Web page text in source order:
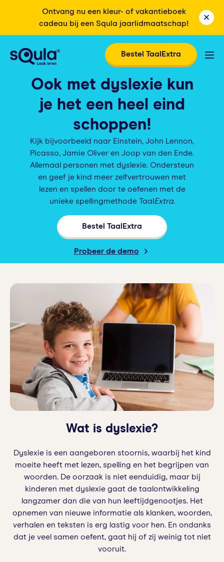
Ontvang nu een kleur- of vakantieboek
cadeau bij een Squla jaarlidmaatschap!
Bestel TaalExtra
Ook met dyslexie kun
je het een heel eind
schoppen!
Kijk bijvoorbeeld naar Einstein, John Lennon,
Picasso, Jamie Oliver en Joop van den Ende.
Allemaal personen met dyslexie. Ondersteun
en geef je kind meer zelfvertrouwen met
lezen en spellen door te oefenen met de
unieke spellingmethode Taal Extra.
Bestel TaalExtra
Probeer de demo
Wat is dyslexie?
Dyslexie is een aangeboren stoornis, waarbij het kind
moeite heeft met lezen, spelling en het begrijpen van
woorden. De oorzaak is niet eenduidig, maar bij
kinderen met dyslexie gaat de taalontwikkeling
langzamer dan die van hun leeftijdgenootjes. Het
opnemen van nieuwe informatie als klanken, woorden,
verhalen en teksten is erg lastig voor hen. En ondanks
dat je veel samen oefent, gaat hij of zij weinig tot niet
vooruit.